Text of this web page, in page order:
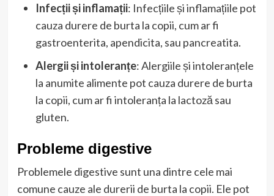
Infecții și inflamații: Infecțiile și inflamațiile pot
cauza durere de burta la copii, cum ar fi
gastroenterita, apendicita, sau pancreatita.
Alergii și intoleranțe: Alergiile și intoleranțele
la anumite alimente pot cauza durere de burta
la copii, cum ar fi intoleranța la lactoză sau
gluten.
Probleme digestive
Problemele digestive sunt una dintre cele mai
comune cauze ale durerii de burta la copii. Ele pot